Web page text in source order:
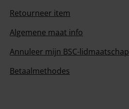
Retourneer item
Algemene maat info
Annuleer mijn BSC-lidmaatschap
Betaalmethodes